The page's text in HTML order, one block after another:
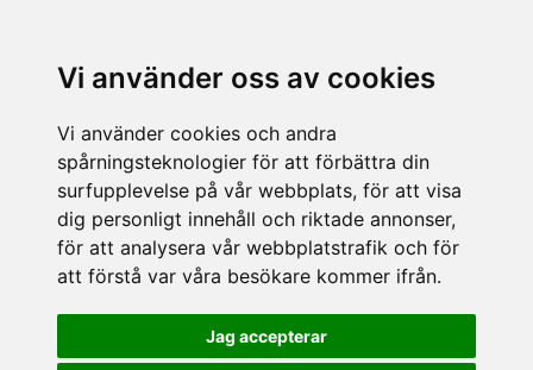
Vi använder oss av cookies
Vi använder cookies och andra
spårningsteknologier för att förbättra din
surfupplevelse på vår webbplats, för att visa
dig personligt innehåll och riktade annonser,
för att analysera vår webbplatstrafik och för
att förstå var våra besökare kommer ifrån.
Jag accepterar